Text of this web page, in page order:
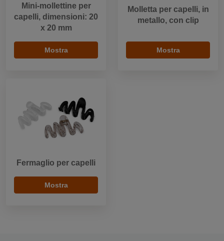
Mini-mollettine per
capelli, dimensioni: 20
x 20 mm
Mostra
Molletta per capelli, in
metallo, con clip
Mostra
Fermaglio per capelli
Mostra